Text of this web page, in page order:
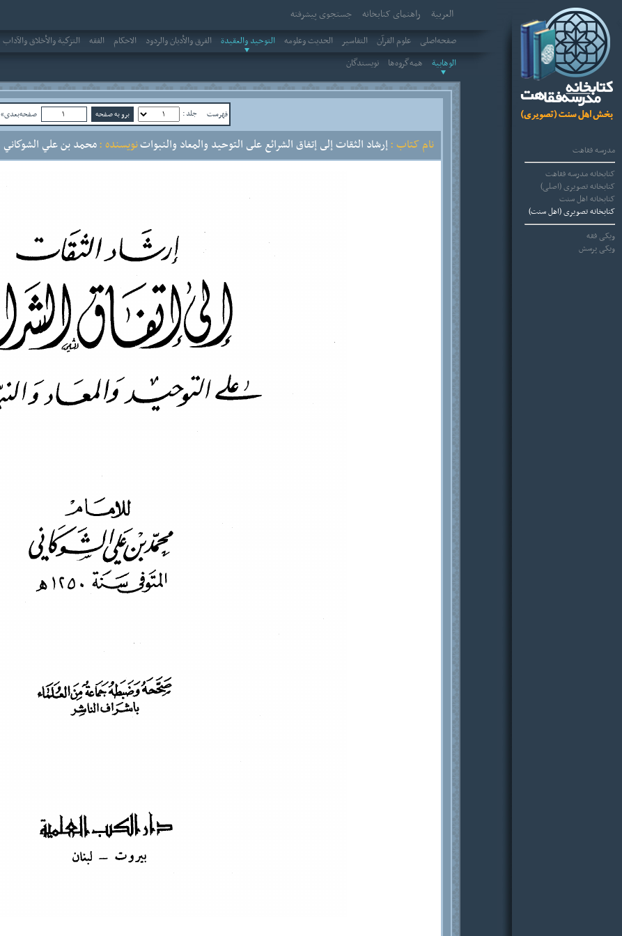
مدرسه فقاهت
کتابخانه مدرسه فقاهت
کتابخانه تصویری (اصلی)
کتابخانه اهل سنت
کتابخانه تصویری (اهل سنت)
ویکی فقه
ویکی پرسش
العربیة راهنمای کتابخانه
جستجوی پیشرفته
صفحه‌اصلی علوم القرآن التفاسير الحديث وعلومه التوحيد والعقيدة الفرق والأديان والردود الاحکام الفقه التزكية والأخلاق والآداب
الوهابية
همه‌گروه‌ها نویسندگان
فهرست جلد : صفحه‌بعدی»
نام کتاب :إرشاد الثقات إلى إتفاق الشرائع على التوحيد والمعاد والنبواتنویسنده :محمد بن علي الشوكاني